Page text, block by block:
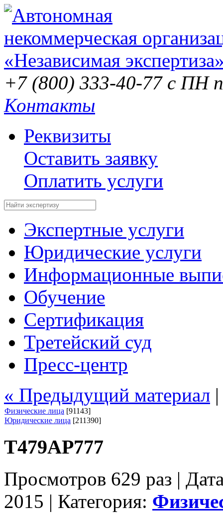
+7 (800) 333-40-77 с ПН
Контакты
Реквизиты
Оставить заявку
Оплатить услуги
Экспертные услуги
Юридические услуги
Информационные
Обучение
Сертификация
Третейский суд
Пресс-центр
« Предыдущий материал
Физические лица [91143]
Юридические лица [211390]
Т479АР777
Просмотров 629 раз |
2015 | Категория: